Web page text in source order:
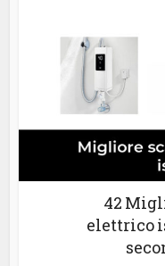
42
elettrico